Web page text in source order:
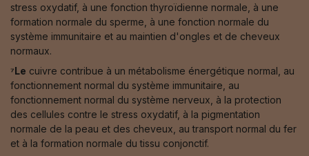
stress oxydatif, à une fonction thyroïdienne normale, à une
formation normale du sperme, à une fonction normale du
système immunitaire et au maintien d'ongles et de cheveux
normaux.
⁷Le cuivre contribue à un métabolisme énergétique normal, au
fonctionnement normal du système immunitaire, au
fonctionnement normal du système nerveux, à la protection
des cellules contre le stress oxydatif, à la pigmentation
normale de la peau et des cheveux, au transport normal du fer
et à la formation normale du tissu conjonctif.